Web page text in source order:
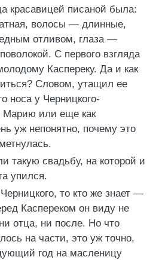
красавицей писаной была:
волосы ― длинные,
отливом, глаза ―
С первого взгляда
Каспереку. Да и как
Словом, утащил ее
носа у Черницкого-
Марию или еще как
уж непонятно, почему это
такую свадьбу, на которой и
упился.
то кто же знает ―
Каспереком он виду не
отца, ни после. Но что
на части, это уж точно,
год на масленицу